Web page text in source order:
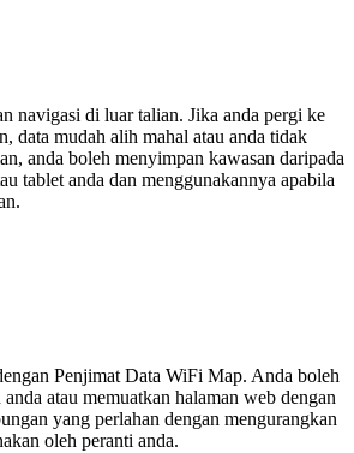
navigasi di luar talian. Jika anda pergi ke
data mudah alih mahal atau anda tidak
anda boleh menyimpan kawasan daripada
tablet anda dan menggunakannya apabila
Penjimat Data WiFi Map. Anda boleh
atau memuatkan halaman web dengan
yang perlahan dengan mengurangkan
oleh peranti anda.